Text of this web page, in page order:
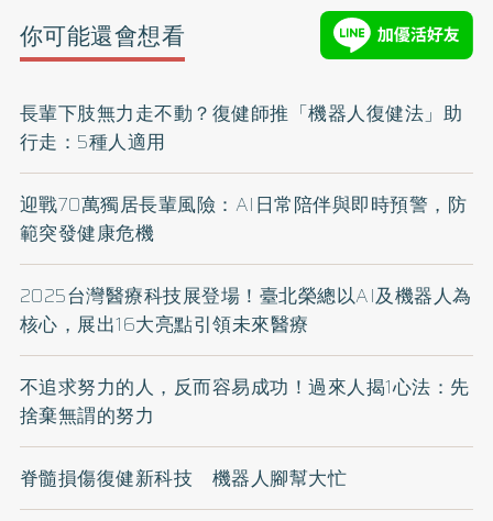
你可能還會想看
長輩下肢無力走不動？復健師推「機器人復健法」助
行走：5種人適用
迎戰70萬獨居長輩風險：AI日常陪伴與即時預警，防
範突發健康危機
2025台灣醫療科技展登場！臺北榮總以AI及機器人為
核心，展出16大亮點引領未來醫療
不追求努力的人，反而容易成功！過來人揭1心法：先
捨棄無謂的努力
脊髓損傷復健新科技 機器人腳幫大忙